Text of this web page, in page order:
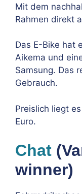
Mit dem
Rahmen direkt
Das E-Bike hat
Aikema und
Samsung. Das
Gebrauch.
Preislich liegt
Euro.
Chat
winner)